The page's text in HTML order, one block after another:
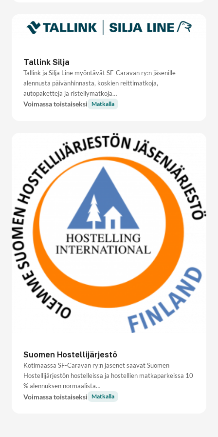
Tallink Silja
Tallink ja Silja Line myöntävät SF-Caravan ry:n jäsenille
alennusta päivänhinnasta, koskien reittimatkoja,
autopaketteja ja risteilymatkoja…
Voimassa toistaiseksi Matkalla
Suomen Hostellijärjestö
Kotimaassa SF-Caravan ry:n jäsenet saavat Suomen
Hostellijärjestön hostelleissa ja hostellien matkaparkeissa 10
% alennuksen normaalista…
Voimassa toistaiseksi Matkalla